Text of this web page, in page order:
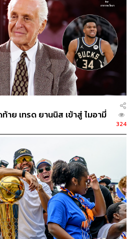
เพียง 4 ขวบเท่านั้นในเวลาที่ 2
บบาร์ และ ออสการ์ โรเบิร์ตสัน
ยวของพวกเขาในปี 1971 ซึ่งพ่อ
ชุดนี้ยังไม่เกิดด้วยซ้ำ
sport/basketball/57911917
nba/story/_/id/31851979/giann
scores-50-points-game-6-nba-fina
win-club-1st-nba-title-1971
ย เทรด ยานนิส เข้าสู่ ไมอามี่
324